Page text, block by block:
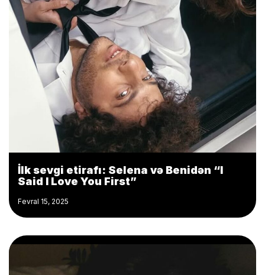
İlk sevgi etirafı: Selena və Benidən “I
Said I Love You First”
Fevral 15, 2025